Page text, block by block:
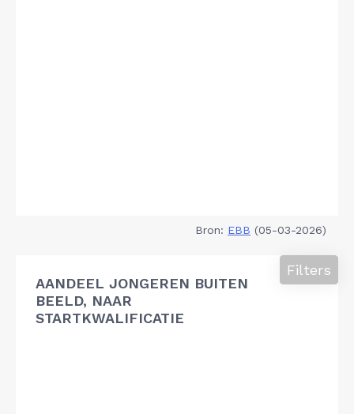
Bron: EBB (05-03-2026)
AANDEEL JONGEREN BUITEN
BEELD, NAAR
STARTKWALIFICATIE
Filters